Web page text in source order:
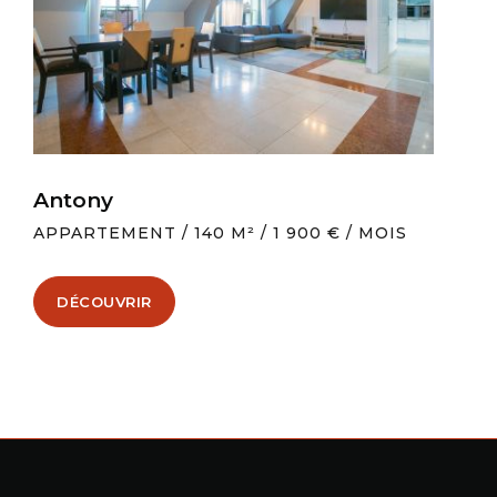
Antony
APPARTEMENT / 140 M² / 1 900 € / MOIS
DÉCOUVRIR